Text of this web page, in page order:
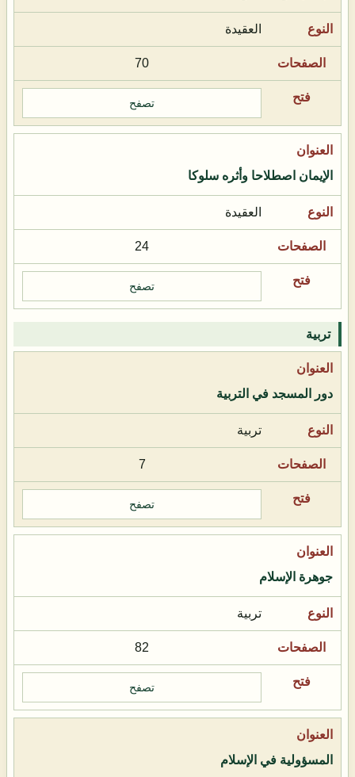
العقيدة
70
تصفح
الإيمان اصطلاحا وأثره سلوكا
العقيدة
24
تصفح
تربية
دور المسجد في التربية
تربية
7
تصفح
جوهرة الإسلام
تربية
82
تصفح
المسؤولية في الإسلام